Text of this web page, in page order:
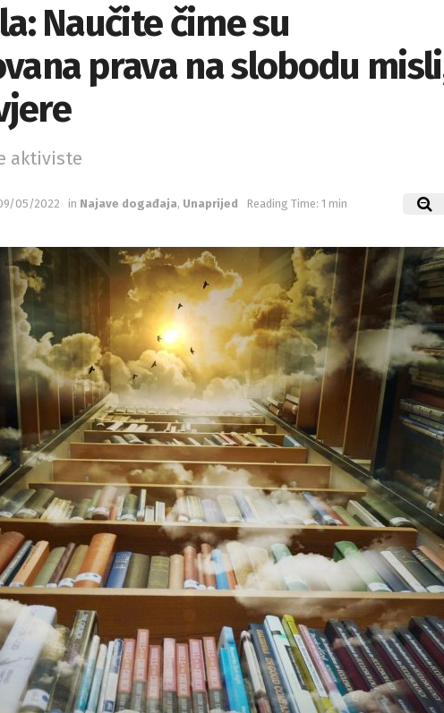
Naučite čime su
prava na slobodu
aktiviste
05/2022 in Najave događaja, Unaprijed Reading Time: 1 min